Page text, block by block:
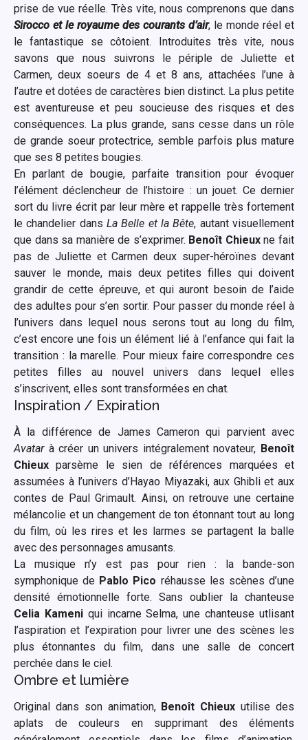
prise de vue réelle. Très vite, nous comprenons que dans
Sirocco et le royaume des courants d’air, le monde réel et
le fantastique se côtoient. Introduites très vite, nous
savons que nous suivrons le périple de Juliette et
Carmen, deux soeurs de 4 et 8 ans, attachées l’une à
l’autre et dotées de caractères bien distinct. La plus petite
est aventureuse et peu soucieuse des risques et des
conséquences. La plus grande, sans cesse dans un rôle
de grande soeur protectrice, semble parfois plus mature
que ses 8 petites bougies.
En parlant de bougie, parfaite transition pour évoquer
l’élément déclencheur de l’histoire : un jouet. Ce dernier
sort du livre écrit par leur mère et rappelle très fortement
le chandelier dans La Belle et la Bête, autant visuellement
que dans sa manière de s’exprimer. Benoît Chieuxne fait
pas de Juliette et Carmen deux super-héroïnes devant
sauver le monde, mais deux petites filles qui doivent
grandir de cette épreuve, et qui auront besoin de l’aide
des adultes pour s’en sortir. Pour passer du monde réel à
l’univers dans lequel nous serons tout au long du film,
c’est encore une fois un élément lié à l’enfance qui fait la
transition : la marelle. Pour mieux faire correspondre ces
petites filles au nouvel univers dans lequel elles
s’inscrivent, elles sont transformées en chat.
Inspiration / Expiration
À la différence de James Cameron qui parvient avec
Avatar à créer un univers intégralement novateur, Benoît
Chieux parsème le sien de références marquées et
assumées à l’univers d’Hayao Miyazaki, aux Ghibli et aux
contes de Paul Grimault. Ainsi, on retrouve une certaine
mélancolie et un changement de ton étonnant tout au long
du film, où les rires et les larmes se partagent la balle
avec des personnages amusants.
La musique n’y est pas pour rien : la bande-son
symphonique de Pablo Pico réhausse les scènes d’une
densité émotionnelle forte. Sans oublier la chanteuse
Celia Kameniqui incarne Selma, une chanteuse utlisant
l’aspiration et l’expiration pour livrer une des scènes les
plus étonnantes du film, dans une salle de concert
perchée dans le ciel.
Ombre et lumière
Original dans son animation, Benoît Chieux utilise des
aplats de couleurs en supprimant des éléments